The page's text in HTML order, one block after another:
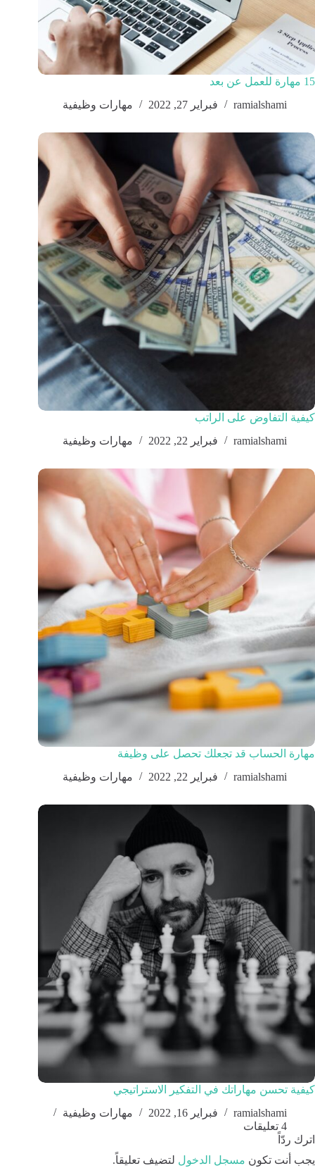
15 مهارة للعمل عن بعد
ramialshami
فبراير 27, 2022 مهارات وظيفية
كيفية التفاوض على الراتب
ramialshami
فبراير 22, 2022 مهارات وظيفية
مهارة الحساب قد تجعلك تحصل على وظيفة
ramialshami
فبراير 22, 2022 مهارات وظيفية
كيفية تحسن مهاراتك في التفكير الاستراتيجي
ramialshami
فبراير 16, 2022
مهارات وظيفية
4 تعليقات
اترك ردّاً
يجب أنت تكون مسجل الدخول لتضيف تعليقاً.